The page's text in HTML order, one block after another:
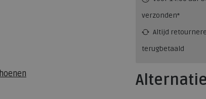
verzonden*
Altijd
terugbetaald